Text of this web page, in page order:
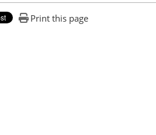
Print this page